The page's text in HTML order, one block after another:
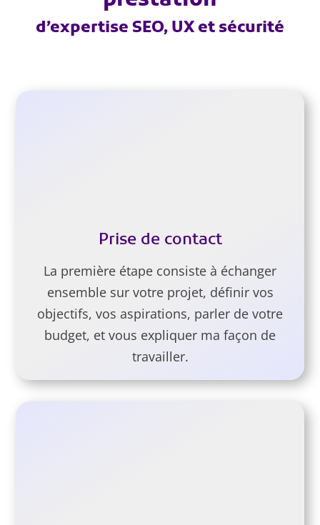
d’expertise SEO, UX et sécurité
Prise de contact
La première étape consiste à échanger
ensemble sur votre projet, définir vos
objectifs, vos aspirations, parler de votre
budget, et vous expliquer ma façon de
travailler.